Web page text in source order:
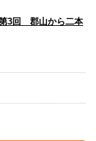
3回 郡山から二本